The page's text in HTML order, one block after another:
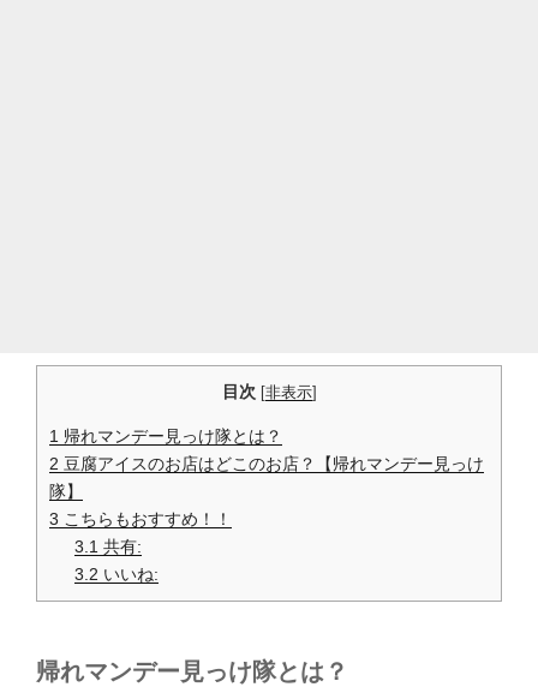
目次 [非表示]
1 帰れマンデー見っけ隊とは？
2 豆腐アイスのお店はどこのお店？【帰れマンデー見っけ
隊】
3 こちらもおすすめ！！
3.1 共有:
3.2 いいね:
帰れマンデー見っけ隊とは？